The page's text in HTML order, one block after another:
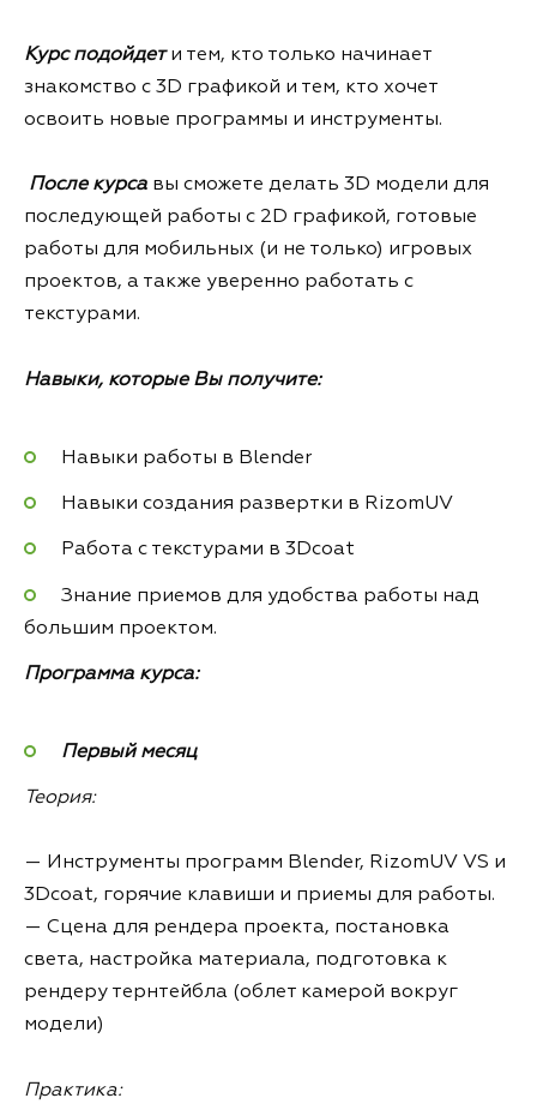
Курс подойдети тем, кто только начинает
знакомство с 3D графикой и тем, кто хочет
освоить новые программы и инструменты.
После курса вы сможете делать 3D модели для
последующей работы с 2D графикой, готовые
работы для мобильных (и не только) игровых
проектов, а также уверенно работать с
текстурами.
Навыки, которые Вы получите:
Навыки работы в Blender
Навыки cоздания развертки в RizomUV
Работа с текстурами в 3Dcoat
Знание приемов для удобства работы над
большим проектом.
Программа курса:
Первый месяц
Теория:
— Инструменты программ Blender, RizomUV VS и
3Dcoat, горячие клавиши и приемы для работы.
— Сцена для рендера проекта, постановка
света, настройка материала, подготовка к
рендеру тернтейбла (облет камерой вокруг
модели)
Практика: